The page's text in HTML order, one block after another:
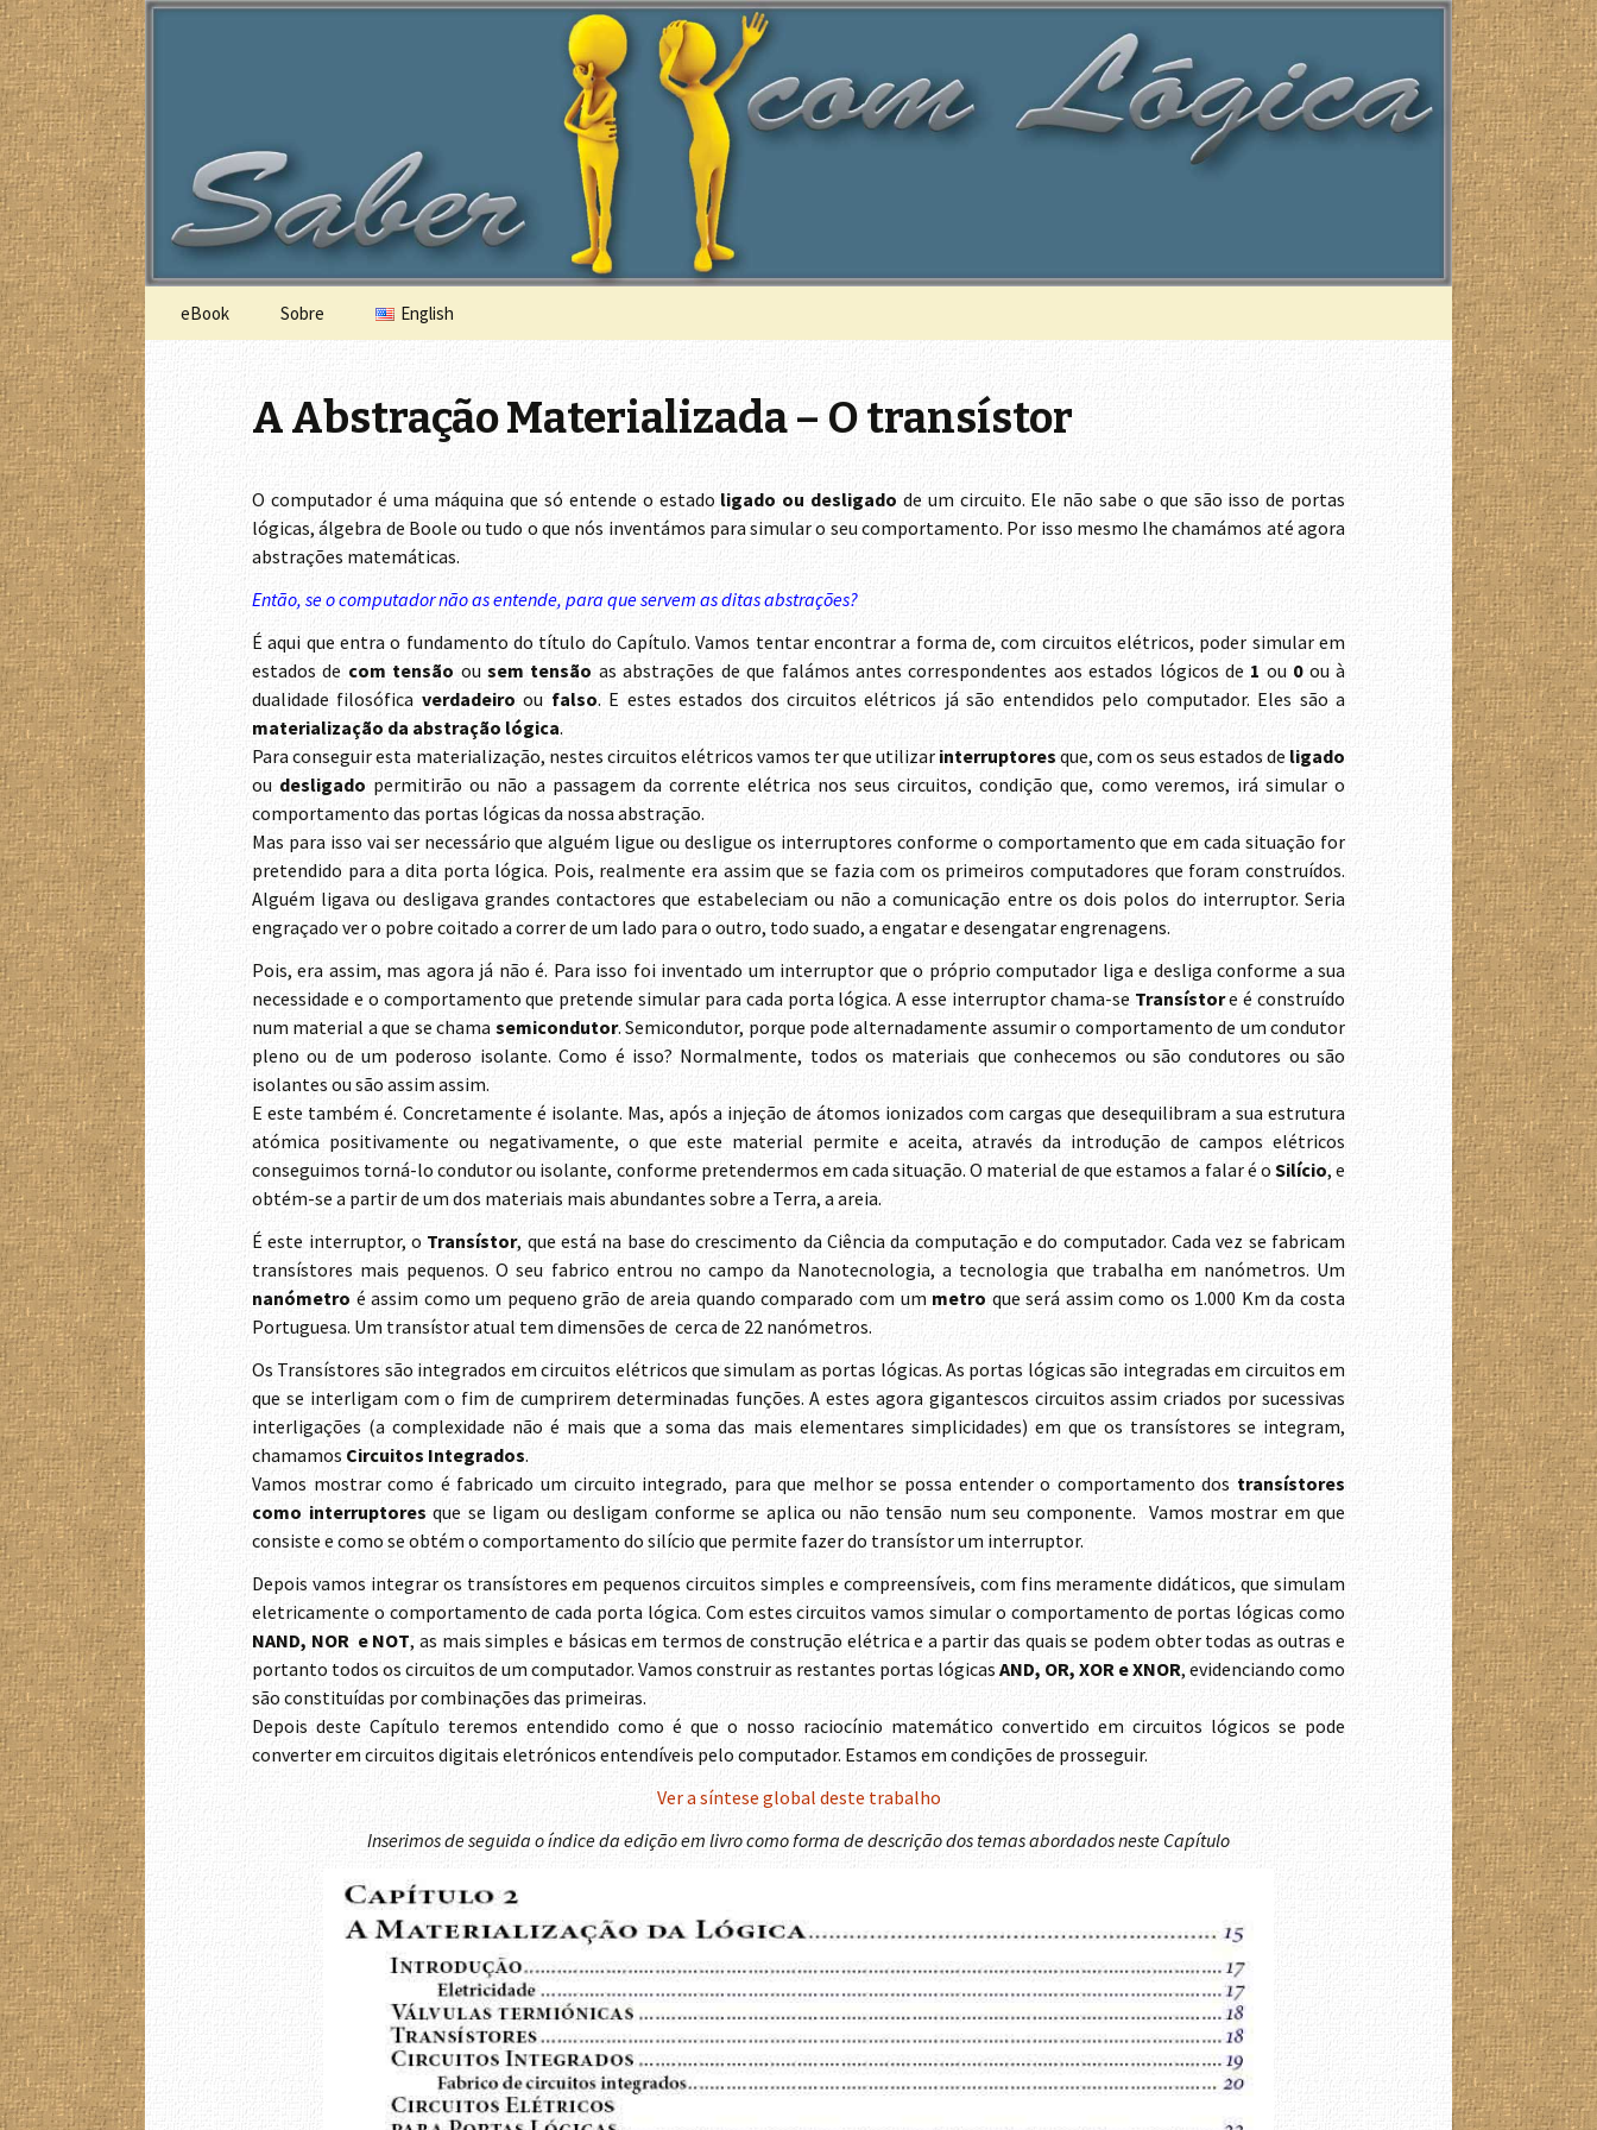
Saber com Lógica
A Lógica do funcionamento do computador
conteúdo
eBook Sobre English
Pesquisar
A Abstração Materializada – O transístor
O computador é uma máquina que só entende o estado ligado ou desligado de um circuito. Ele não sabe o que são isso de portas
lógicas, álgebra de Boole ou tudo o que nós inventámos para simular o seu comportamento. Por isso mesmo lhe chamámos até agora
abstrações matemáticas.
Então, se o computador não as entende, para que servem as ditas abstrações?
É aqui que entra o fundamento do título do Capítulo. Vamos tentar encontrar a forma de, com circuitos elétricos, poder simular em
estados de com tensão ousem tensão as abstrações de que falámos antes correspondentes aos estados lógicos de 1 ou 0ou à
dualidade filosófica verdadeiro ou falso. E estes estados dos circuitos elétricos já são entendidos pelo computador. Eles são a
materialização da abstração lógica.
Para conseguir esta materialização, nestes circuitos elétricos vamos ter que utilizar interruptoresque, com os seus estados de ligado
ou desligado permitirão ou não a passagem da corrente elétrica nos seus circuitos, condição que, como veremos, irá simular o
comportamento das portas lógicas da nossa abstração.
Mas para isso vai ser necessário que alguém ligue ou desligue os interruptores conforme o comportamento que em cada situação for
pretendido para a dita porta lógica. Pois, realmente era assim que se fazia com os primeiros computadores que foram construídos.
Alguém ligava ou desligava grandes contactores que estabeleciam ou não a comunicação entre os dois polos do interruptor. Seria
engraçado ver o pobre coitado a correr de um lado para o outro, todo suado, a engatar e desengatar engrenagens.
Pois, era assim, mas agora já não é. Para isso foi inventado um interruptor que o próprio computador liga e desliga conforme a sua
necessidade e o comportamento que pretende simular para cada porta lógica. A esse interruptor chama-se Transístore é construído
num material a que se chama semicondutor. Semicondutor, porque pode alternadamente assumir o comportamento de um condutor
pleno ou de um poderoso isolante. Como é isso? Normalmente, todos os materiais que conhecemos ou são condutores ou são
isolantes ou são assim assim.
E este também é. Concretamente é isolante. Mas, após a injeção de átomos ionizados com cargas que desequilibram a sua estrutura
atómica positivamente ou negativamente, o que este material permite e aceita, através da introdução de campos elétricos
conseguimos torná-lo condutor ou isolante, conforme pretendermos em cada situação. O material de que estamos a falar é o Silício, e
obtém-se a partir de um dos materiais mais abundantes sobre a Terra, a areia.
É este interruptor, o Transístor, que está na base do crescimento da Ciência da computação e do computador. Cada vez se fabricam
transístores mais pequenos. O seu fabrico entrou no campo da Nanotecnologia, a tecnologia que trabalha em nanómetros. Um
nanómetro é assim como um pequeno grão de areia quando comparado com um metro que será assim como os 1.000 Km da costa
Portuguesa. Um transístor atual tem dimensões de cerca de 22 nanómetros.
Os Transístores são integrados em circuitos elétricos que simulam as portas lógicas. As portas lógicas são integradas em circuitos em
que se interligam com o fim de cumprirem determinadas funções. A estes agora gigantescos circuitos assim criados por sucessivas
interligações (a complexidade não é mais que a soma das mais elementares simplicidades) em que os transístores se integram,
chamamos Circuitos Integrados.
Vamos mostrar como é fabricado um circuito integrado, para que melhor se possa entender o comportamento dos transístores
como interruptores que se ligam ou desligam conforme se aplica ou não tensão num seu componente. Vamos mostrar em que
consiste e como se obtém o comportamento do silício que permite fazer do transístor um interruptor.
Depois vamos integrar os transístores em pequenos circuitos simples e compreensíveis, com fins meramente didáticos, que simulam
eletricamente o comportamento de cada porta lógica. Com estes circuitos vamos simular o comportamento de portas lógicas como
NAND, NOR e NOT, as mais simples e básicas em termos de construção elétrica e a partir das quais se podem obter todas as outras e
portanto todos os circuitos de um computador. Vamos construir as restantes portas lógicas AND, OR, XOR e XNOR, evidenciando como
são constituídas por combinações das primeiras.
Depois deste Capítulo teremos entendido como é que o nosso raciocínio matemático convertido em circuitos lógicos se pode
converter em circuitos digitais eletrónicos entendíveis pelo computador. Estamos em condições de prosseguir.
Ver a síntese global deste trabalho
Inserimos de seguida o índice da edição em livro como forma de descrição dos temas abordados neste Capítulo